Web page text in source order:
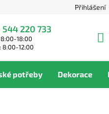
Přihlášení
220 733
18:00
8:00-12:00
potřeby Dekorace